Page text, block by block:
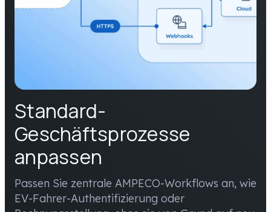
Standard-
Geschäftsprozesse
anpassen
Passen Sie zentrale AMPECO-Workflows an, wie
EV-Fahrer-Authentifizierung oder